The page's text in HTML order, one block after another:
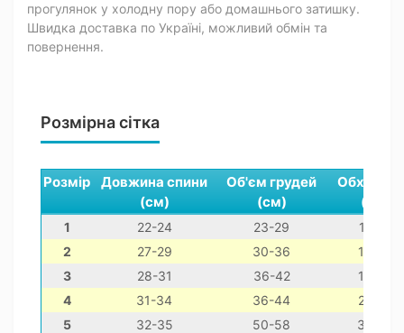
прогулянок у холодну пору або домашнього затишку.
Швидка доставка по Україні, можливий обмін та
повернення.
Розмірна сітка
Розмір
Довжина спини
(см)
Об'єм грудей
(см)
Обхват
(см)
1 22-24 23-29
12-22
2
27-29 30-36
16-26
3
28-31 36-42
18-28
4
31-34 36-44
22-32
5
32-35 50-58
30-40